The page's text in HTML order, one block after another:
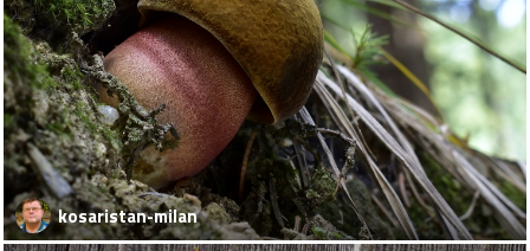
kosaristan-milan